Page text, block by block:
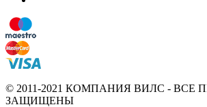
© 2011-2021 КОМПАНИЯ ВИЛС - ВСЕ
ЗАЩИЩЕНЫ